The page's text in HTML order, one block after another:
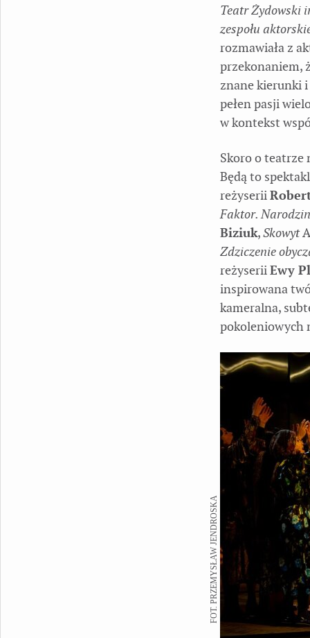
Teatr Żydowski
zespołu
rozmawiała z
przekonaniem,
znane kierunki
pełen pasji
w kontekst
Skoro o teatrze
Będą to
reżyserii
Faktor.
Biziuk,Skowyt
Zdziczenie
reżyseriiEwy
inspirowana
kameralna,
pokoleniowych
FOT. PRZEMYSŁAW JENDROSKA